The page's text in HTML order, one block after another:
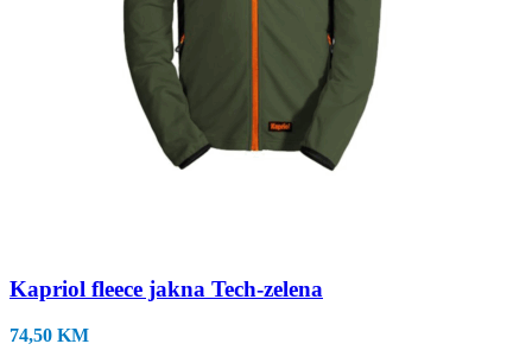
Kapriol fleece jakna Tech-zelena
74,50 KM